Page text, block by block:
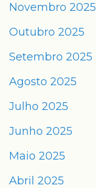
Novembro 2025
Outubro 2025
Setembro 2025
Agosto 2025
Julho 2025
Junho 2025
Maio 2025
Abril 2025